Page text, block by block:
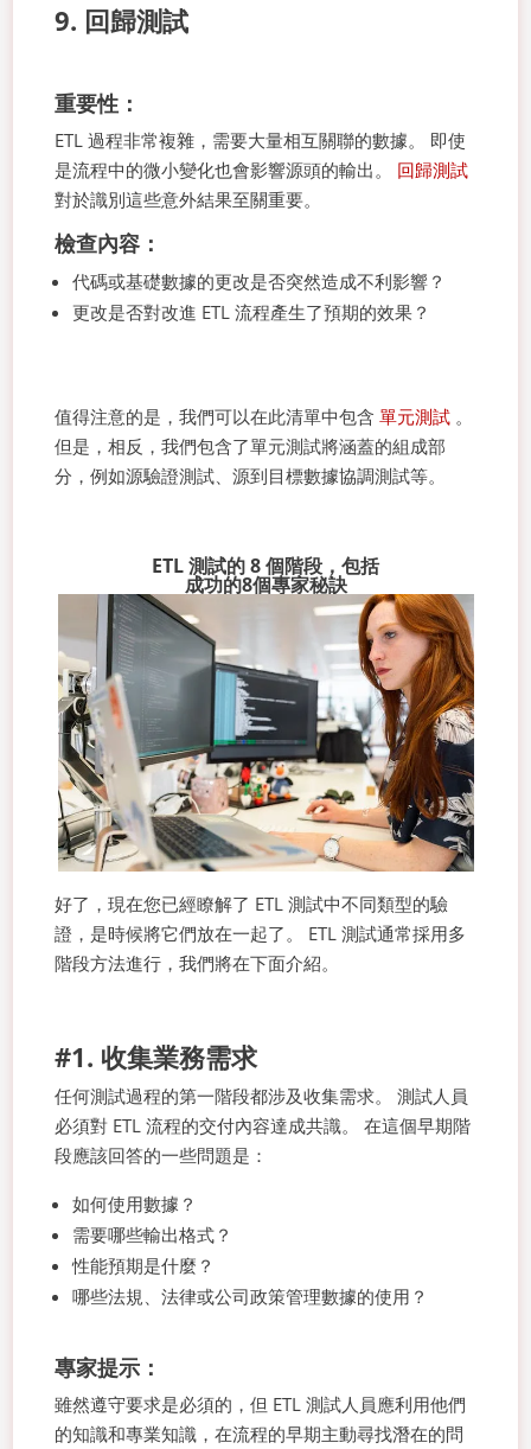
9. 回歸測試
重要性：
ETL 過程非常複雜，需要大量相互關聯的數據。 即使
是流程中的微小變化也會影響源頭的輸出。 回歸測試
對於識別這些意外結果至關重要。
檢查內容：
代碼或基礎數據的更改是否突然造成不利影響？
更改是否對改進 ETL 流程產生了預期的效果？
值得注意的是，我們可以在此清單中包含單元測試 。
但是，相反，我們包含了單元測試將涵蓋的組成部
分，例如源驗證測試、源到目標數據協調測試等。
ETL 測試的 8 個階段，包括
成功的8個專家秘訣
好了，現在您已經瞭解了 ETL 測試中不同類型的驗
證，是時候將它們放在一起了。 ETL 測試通常採用多
階段方法進行，我們將在下面介紹。
#1. 收集業務需求
任何測試過程的第一階段都涉及收集需求。 測試人員
必須對 ETL 流程的交付內容達成共識。 在這個早期階
段應該回答的一些問題是：
如何使用數據？
需要哪些輸出格式？
性能預期是什麼？
哪些法規、法律或公司政策管理數據的使用？
專家提示：
雖然遵守要求是必須的，但 ETL 測試人員應利用他們
的知識和專業知識，在流程的早期主動尋找潛在的問